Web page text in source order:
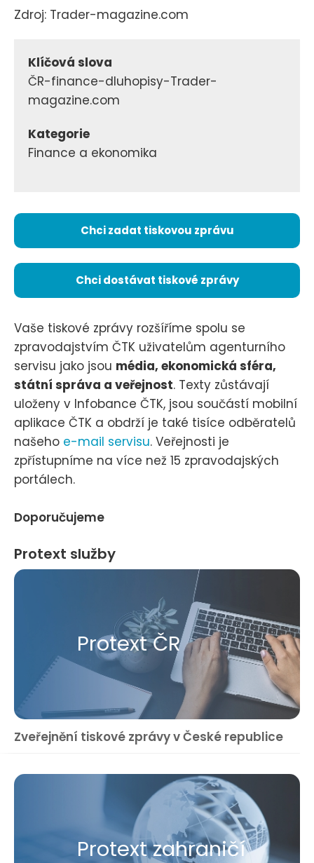
Zdroj: Trader-magazine.com
Klíčová slova
ČR-finance-dluhopisy-Trader-
magazine.com
Kategorie
Finance a ekonomika
Chci zadat tiskovou zprávu
Chci dostávat tiskové zprávy
Vaše tiskové zprávy rozšíříme spolu se
zpravodajstvím ČTK uživatelům agenturního
servisu jako jsou média, ekonomická sféra,
státní správa a veřejnost. Texty zůstávají
uloženy v Infobance ČTK, jsou součástí mobilní
aplikace ČTK a obdrží je také tisíce odběratelů
našeho e-mail servisu. Veřejnosti je
zpřístupníme na více než 15 zpravodajských
portálech.
Doporučujeme
Protext služby
Protext ČR
Zveřejnění tiskové zprávy v České republice
Protext zahraničí